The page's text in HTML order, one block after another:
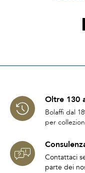
Oltre 130
Bolaffi dal
per
Contattaci
parte dei